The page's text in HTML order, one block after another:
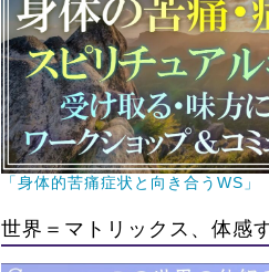
「身体的苦痛症状と向き合うWS」
世界＝マトリックス、体感